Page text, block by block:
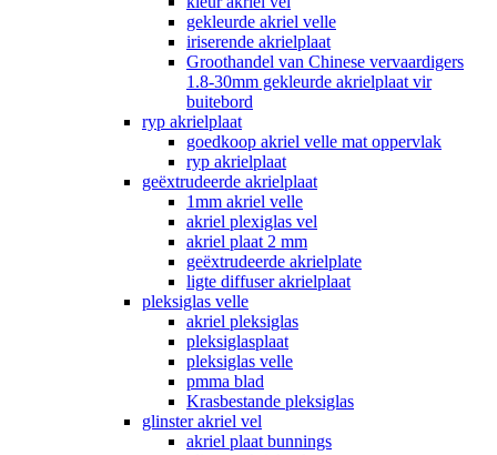
gekleurde akriel velle
iriserende akrielplaat
Groothandel van Chinese vervaardigers
1.8-30mm gekleurde akrielplaat vir
buitebord
ryp akrielplaat
goedkoop akriel velle mat oppervlak
ryp akrielplaat
geëxtrudeerde akrielplaat
1mm akriel velle
akriel plexiglas vel
akriel plaat 2 mm
geëxtrudeerde akrielplate
ligte diffuser akrielplaat
pleksiglas velle
akriel pleksiglas
pleksiglasplaat
pleksiglas velle
pmma blad
Krasbestande pleksiglas
glinster akriel vel
akriel plaat bunnings